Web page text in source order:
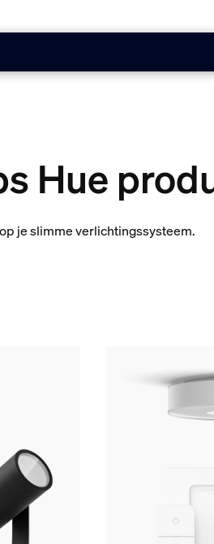
Hue
je slimme verlichtingssysteem.